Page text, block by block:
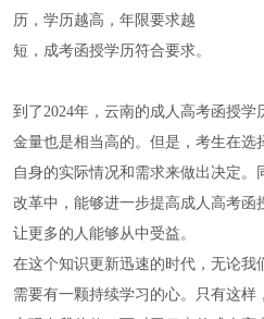
历，学历越高，年限要求越
短，成考函授学历符合要求。
到了2024年，云南的成人高考函授
金量也是相当高的。但是，考生在选
自身的实际情况和需求来做出决定
改革中，能够进一步提高成人高考函
让更多的人能够从中受益。
在这个知识更新迅速的时代，无论我
需要有一颗持续学习的心。只有这样